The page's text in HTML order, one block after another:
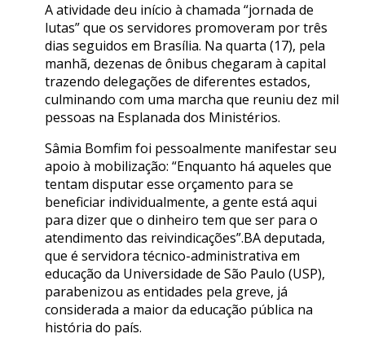
A atividade deu início à chamada “jornada de
lutas” que os servidores promoveram por três
dias seguidos em Brasília. Na quarta (17), pela
manhã, dezenas de ônibus chegaram à capital
trazendo delegações de diferentes estados,
culminando com uma marcha que reuniu dez mil
pessoas na Esplanada dos Ministérios.
Sâmia Bomfim foi pessoalmente manifestar seu
apoio à mobilização: “Enquanto há aqueles que
tentam disputar esse orçamento para se
beneficiar individualmente, a gente está aqui
para dizer que o dinheiro tem que ser para o
atendimento das reivindicações”.BA deputada,
que é servidora técnico-administrativa em
educação da Universidade de São Paulo (USP),
parabenizou as entidades pela greve, já
considerada a maior da educação pública na
história do país.